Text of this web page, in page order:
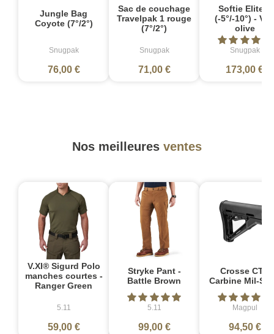
Jungle Bag
Coyote (7°/2°)
Snugpak
76,00 €
Sac de couchage
Travelpak 1 rouge
(7°/2°)
Snugpak
71,00 €
Softie Elite 3
(-5°/-10°) -
olive
Snugpak
173,00 €
Nos meilleures ventes
V.XI® Sigurd Polo
manches courtes -
Ranger Green
5.11
59,00 €
Stryke Pant -
Battle Brown
5.11
99,00 €
Crosse CTR
Carbine Mil-
Magpul
94,50 €